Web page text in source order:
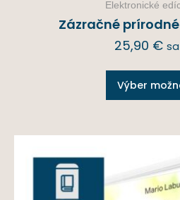
Elektronické
Zázračné
25,90 € sa
Výber